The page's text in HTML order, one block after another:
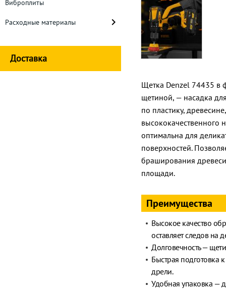
Виброплиты
Расходные материалы
Доставка
Щетка Denzel 74435 в
щетиной, — насадка
по пластику,
оптимальна для
поверхностей.
браширования
площади.
Преимущества
Высокое качество
оставляет следов на
Долговечность —
Быстрая подготовка
дрели.
Удобная упаковка —